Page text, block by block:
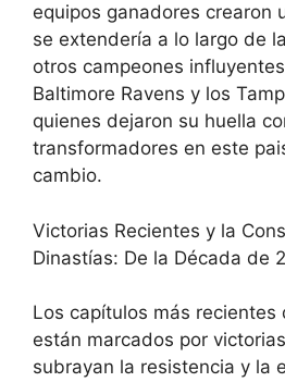
equipos ganadores crearon
se extendería a lo largo de
otros campeones
Baltimore Ravens y los
quienes dejaron su huella
transformadores en este
cambio.
Victorias Recientes y la
Dinastías: De la Década de
Los capítulos más recientes
están marcados por
subrayan la resistencia y la